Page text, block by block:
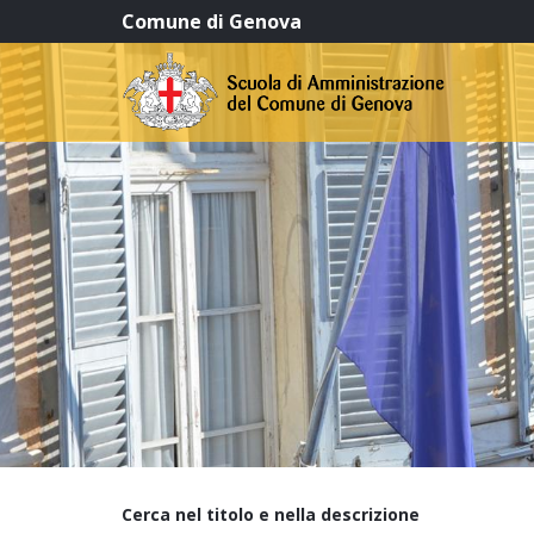
Comune di Genova
Cerca nel titolo e nella descrizione